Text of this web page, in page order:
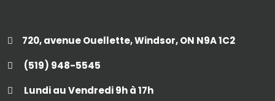
720, avenue Ouellette, Windsor, ON N9A 1C2
(519) 948-5545
Lundi au Vendredi 9h à 17h